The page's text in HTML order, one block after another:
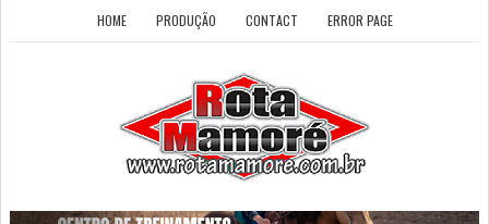
HOME PRODUÇÃO CONTACT ERROR PAGE